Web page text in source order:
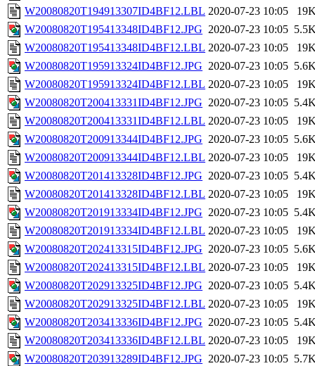
W20080820T194913307ID4BF12.LBL 2020-07-23 10:05
W20080820T195413348ID4BF12.JPG 2020-07-23 10:05
W20080820T195413348ID4BF12.LBL 2020-07-23 10:05
W20080820T195913324ID4BF12.JPG 2020-07-23 10:05
W20080820T195913324ID4BF12.LBL 2020-07-23 10:05
W20080820T200413331ID4BF12.JPG 2020-07-23 10:05
W20080820T200413331ID4BF12.LBL 2020-07-23 10:05
W20080820T200913344ID4BF12.JPG 2020-07-23 10:05
W20080820T200913344ID4BF12.LBL 2020-07-23 10:05
W20080820T201413328ID4BF12.JPG 2020-07-23 10:05
W20080820T201413328ID4BF12.LBL 2020-07-23 10:05
W20080820T201913334ID4BF12.JPG 2020-07-23 10:05
W20080820T201913334ID4BF12.LBL 2020-07-23 10:05
W20080820T202413315ID4BF12.JPG 2020-07-23 10:05
W20080820T202413315ID4BF12.LBL 2020-07-23 10:05
W20080820T202913325ID4BF12.JPG 2020-07-23 10:05
W20080820T202913325ID4BF12.LBL 2020-07-23 10:05
W20080820T203413336ID4BF12.JPG 2020-07-23 10:05
W20080820T203413336ID4BF12.LBL 2020-07-23 10:05
W20080820T203913289ID4BF12.JPG 2020-07-23 10:05